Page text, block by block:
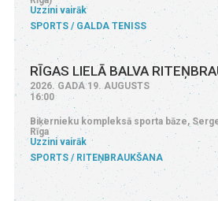
Uzzini vairāk
SPORTS
GALDA TENISS
RĪGAS LIELĀ BALVA
2026. GADA 19. AUGUSTS
16:00
Biķernieku kompleksā sporta bāze,
Rīga
Uzzini vairāk
SPORTS
RITEŅBRAUKŠANA